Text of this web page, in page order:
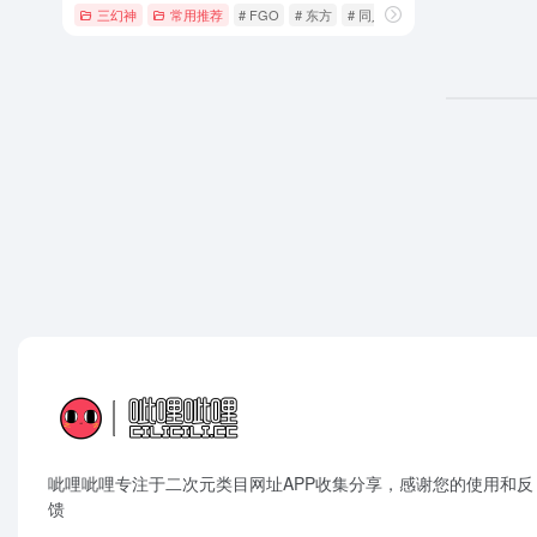
三幻神 常用推荐 # FGO # 东方 # 同人志
呲哩呲哩专注于二次元类目网址APP收集分享，感谢您的使用和反
馈